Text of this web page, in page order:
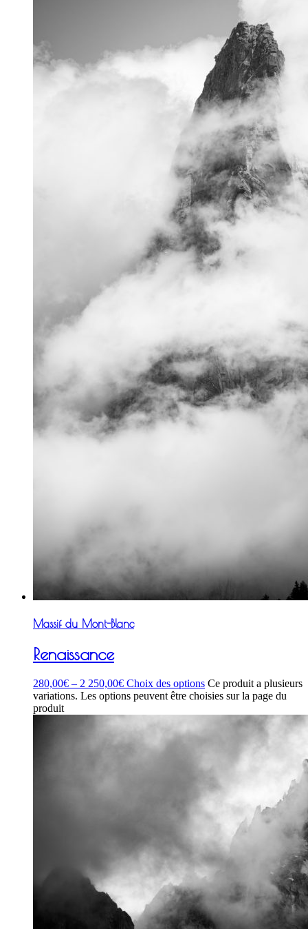
Massif du Mont-Blanc
Renaissance
280,00€ – 2 250,00€ Choix des options Ce produit a plusieurs
variations. Les options peuvent être choisies sur la page du
produit